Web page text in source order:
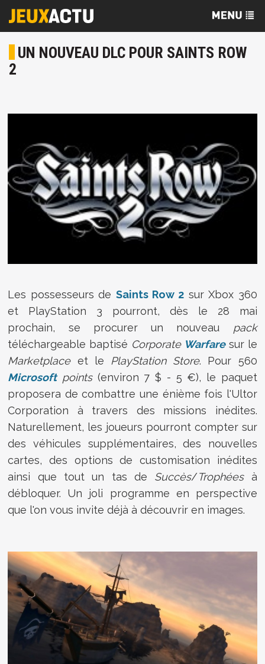
UN NOUVEAU DLC POUR SAINTS ROW
2
Les possesseurs de Saints Row 2 sur Xbox 360
et PlayStation 3 pourront, dès le 28 mai
prochain, se procurer un nouveau pack
téléchargeable baptisé Corporate Warfaresur le
Marketplaceet le PlayStation Store. Pour 560
Microsoftpoints(environ 7 $ - 5 €), le paquet
proposera de combattre une énième fois l'Ultor
Corporation à travers des missions inédites.
Naturellement, les joueurs pourront compter sur
des véhicules supplémentaires, des nouvelles
cartes, des options de customisation inédites
ainsi que tout un tas de Succès/Trophéesà
débloquer. Un joli programme en perspective
que l'on vous invite déjà à découvrir en images.